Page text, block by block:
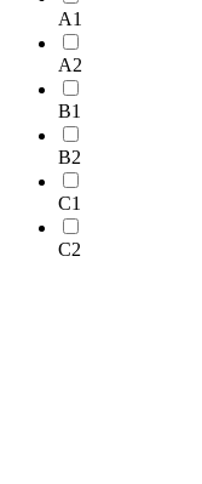
A1
A2
B1
B2
C1
C2